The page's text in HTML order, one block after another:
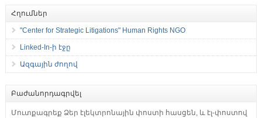
Հղումներ
"Center for Strategic Litigations" Human Rights NGO
Linked-In-ի էջը
Ազգային ժողով
Բաժանորդագրվել
Մուտքագրեք Ձեր էլեկտրոնային փոստի հասցեն, և էլ-փոստով